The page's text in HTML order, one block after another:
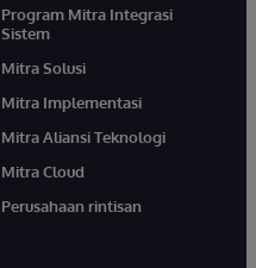
Program Mitra Integrasi
Sistem
Mitra Solusi
Mitra Implementasi
Mitra Aliansi Teknologi
Mitra Cloud
Perusahaan rintisan